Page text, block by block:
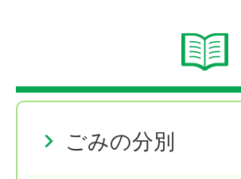
ごみの分別